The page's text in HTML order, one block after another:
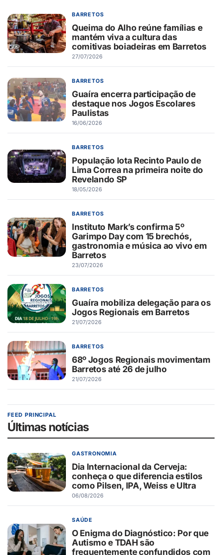
BARRETOS
Queima do Alho reúne famílias e
mantém viva a cultura das
comitivas boiadeiras em Barretos
27/07/2026
BARRETOS
Guaíra encerra participação de
destaque nos Jogos Escolares
Paulistas
16/06/2026
BARRETOS
População lota Recinto Paulo de
Lima Correa na primeira noite do
Revelando SP
18/05/2026
BARRETOS
Instituto Mark’s confirma 5º
Garimpo Day com 15 brechós,
gastronomia e música ao vivo em
Barretos
23/07/2026
BARRETOS
Guaíra mobiliza delegação para os
Jogos Regionais em Barretos
21/07/2026
BARRETOS
68º Jogos Regionais movimentam
Barretos até 26 de julho
21/07/2026
FEED PRINCIPAL
Últimas notícias
GASTRONOMIA
Dia Internacional da Cerveja:
conheça o que diferencia estilos
como Pilsen, IPA, Weiss e Ultra
06/08/2026
SAÚDE
O Enigma do Diagnóstico: Por que
Autismo e TDAH são
frequentemente confundidos com